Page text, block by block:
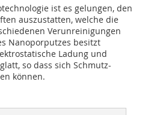
ist es gelungen, den
auszustatten, welche die
Verunreinigungen
Nanoporputzes besitzt
Ladung und
so dass sich Schmutz-
können.